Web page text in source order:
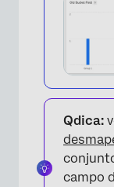
Qdica:
campo